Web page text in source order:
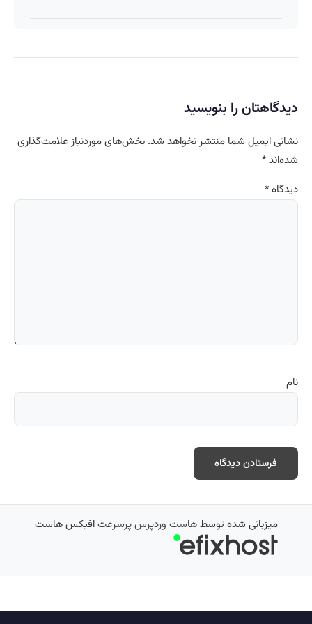
دیدگاهتان را بنویسید
نشانی ایمیل شما منتشر نخواهد شد. بخش‌های موردنیاز علامت‌گذاری
شده‌اند*
دیدگاه*
نام
میزبانی شده توسطهاست وردپرس پرسرعتافیکس هاست